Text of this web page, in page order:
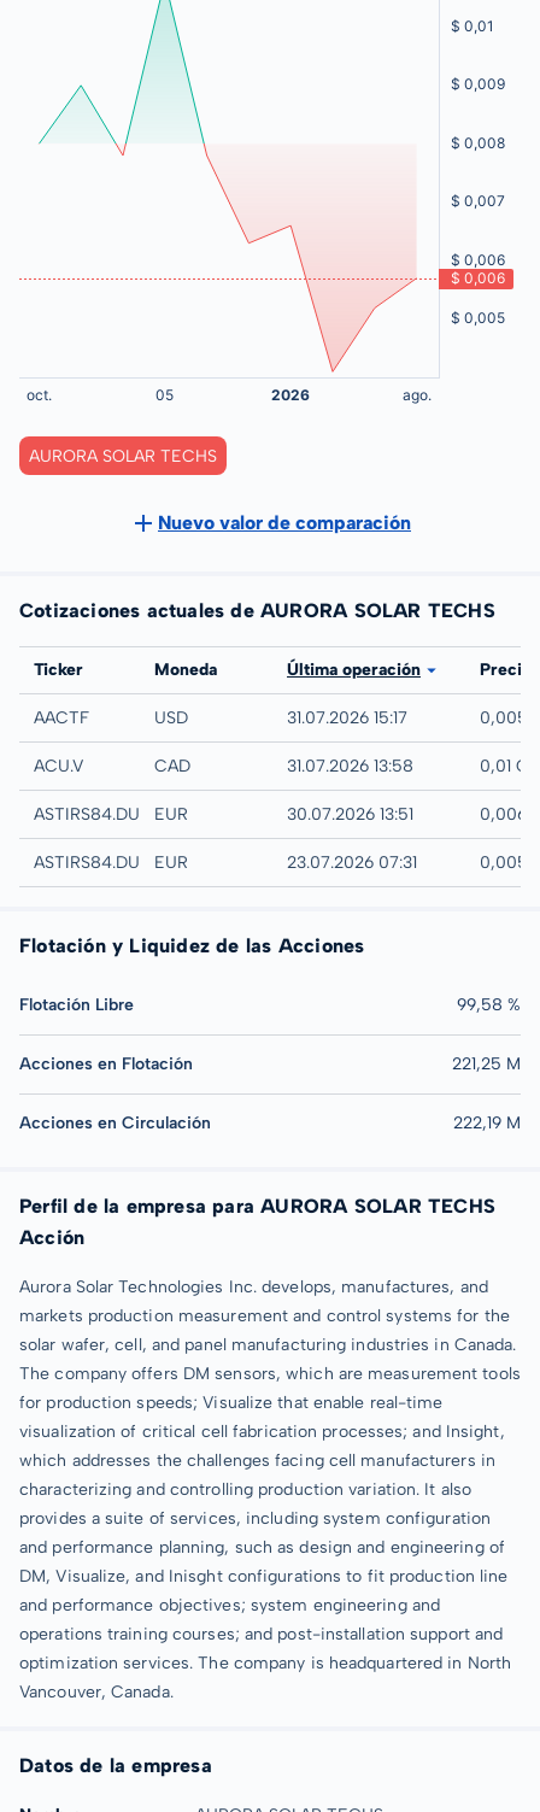
AURORA SOLAR TECHS
Nuevo valor de comparación
Cotizaciones actuales de AURORA SOLAR TECHS
Bolsa
Ticker Moneda Última operación Precio
UTC
AACTF USD 31.07.2026 15:17 0,005
TSX-V
ACU.V CAD 31.07.2026 13:58 0,01
Quotrix
ASTIRS84.DUSDEUR 30.07.2026 13:51 0,006
Düsseldorf
ASTIRS84.DUSBEUR 23.07.2026 07:31 0,005
Flotación y Liquidez de las Acciones
Flotación Libre 99,58 %
Acciones en Flotación 221,25 M
Acciones en Circulación 222,19 M
Perfil de la empresa para AURORA SOLAR TECHS
Acción
Aurora Solar Technologies Inc. develops, manufactures, and
markets production measurement and control systems for the
solar wafer, cell, and panel manufacturing industries in Canada.
The company offers DM sensors, which are measurement tools
for production speeds; Visualize that enable real-time
visualization of critical cell fabrication processes; and Insight,
which addresses the challenges facing cell manufacturers in
characterizing and controlling production variation. It also
provides a suite of services, including system configuration
and performance planning, such as design and engineering of
DM, Visualize, and Inisght configurations to fit production line
and performance objectives; system engineering and
operations training courses; and post-installation support and
optimization services. The company is headquartered in North
Vancouver, Canada.
Datos de la empresa